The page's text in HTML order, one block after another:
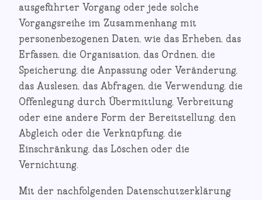
ausgeführter Vorgang oder jede solche
Vorgangsreihe im Zusammenhang mit
personenbezogenen Daten, wie das Erheben, das
Erfassen, die Organisation, das Ordnen, die
Speicherung, die Anpassung oder Veränderung,
das Auslesen, das Abfragen, die Verwendung, die
Offenlegung durch Übermittlung, Verbreitung
oder eine andere Form der Bereitstellung, den
Abgleich oder die Verknüpfung, die
Einschränkung, das Löschen oder die
Vernichtung.
Mit der nachfolgenden Datenschutzerklärung